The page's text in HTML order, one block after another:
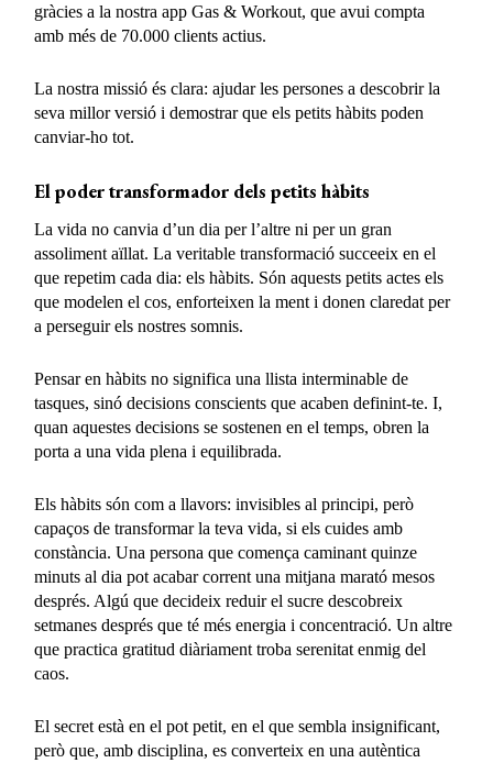
gràcies a la nostra app Gas & Workout, que avui compta
amb més de 70.000 clients actius.
La nostra missió és clara: ajudar les persones a descobrir la
seva millor versió i demostrar que els petits hàbits poden
canviar-ho tot.
El poder transformador dels petits hàbits
La vida no canvia d’un dia per l’altre ni per un gran
assoliment aïllat. La veritable transformació succeeix en el
que repetim cada dia: els hàbits. Són aquests petits actes els
que modelen el cos, enforteixen la ment i donen claredat per
a perseguir els nostres somnis.
Pensar en hàbits no significa una llista interminable de
tasques, sinó decisions conscients que acaben definint-te. I,
quan aquestes decisions se sostenen en el temps, obren la
porta a una vida plena i equilibrada.
Els hàbits són com a llavors: invisibles al principi, però
capaços de transformar la teva vida, si els cuides amb
constància. Una persona que comença caminant quinze
minuts al dia pot acabar corrent una mitjana marató mesos
després. Algú que decideix reduir el sucre descobreix
setmanes després que té més energia i concentració. Un altre
que practica gratitud diàriament troba serenitat enmig del
caos.
El secret està en el pot petit, en el que sembla insignificant,
però que, amb disciplina, es converteix en una autèntica